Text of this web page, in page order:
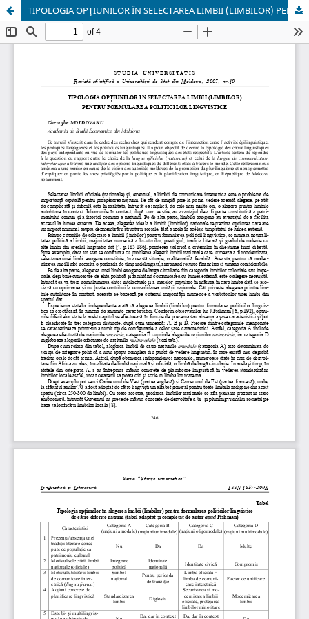
TIPOLOGIA OPŢIUNILOR ÎN SELECTAREA LIMBII (LIMBILOR) PENTRU FORMULAREA POLITICILOR LINGVISTICE